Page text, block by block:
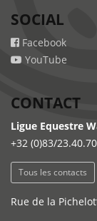
SOCIAL
Facebook
YouTube
CONTACT
Ligue Equestre
+32 (0)83/
Tous les contacts
Rue de la